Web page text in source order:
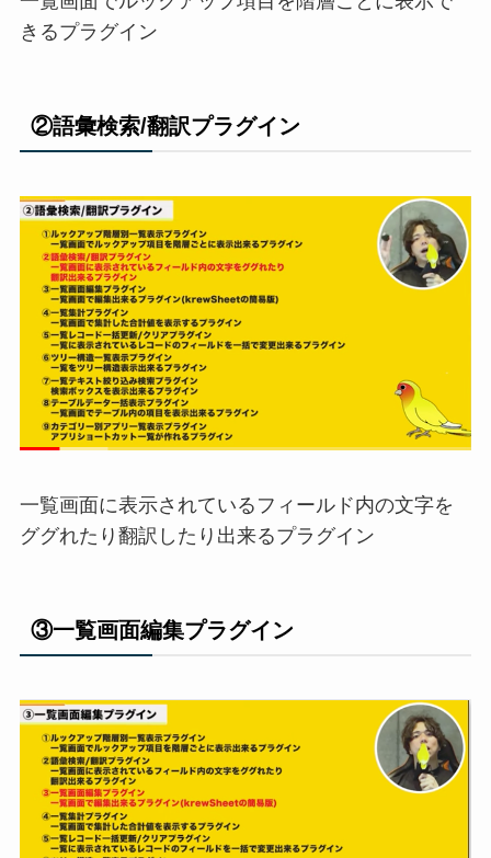
きるプラグイン
②語彙検索/翻訳プラグイン
一覧画面に表示されているフィールド内の文字を
ググれたり翻訳したり出来るプラグイン
③一覧画面編集プラグイン